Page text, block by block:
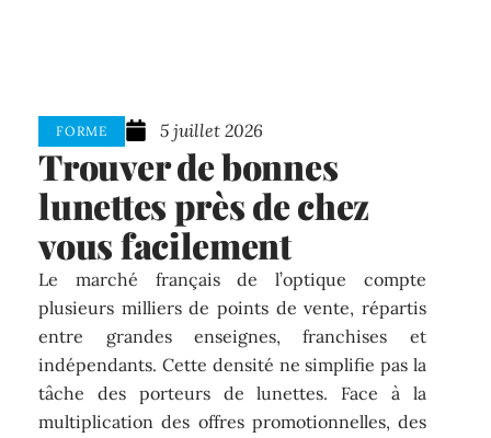
FORME 5 juillet 2026
Trouver de bonnes
lunettes près de chez
vous facilement
Le marché français de l’optique compte
plusieurs milliers de points de vente, répartis
entre grandes enseignes, franchises et
indépendants. Cette densité ne simplifie pas la
tâche des porteurs de lunettes. Face à la
multiplication des offres promotionnelles, des